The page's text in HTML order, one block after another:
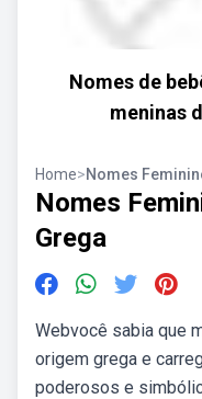
Nomes de
meninas
Home>Nomes
Nomes
Grega
Webvocê sabia que
origem grega e
poderosos e